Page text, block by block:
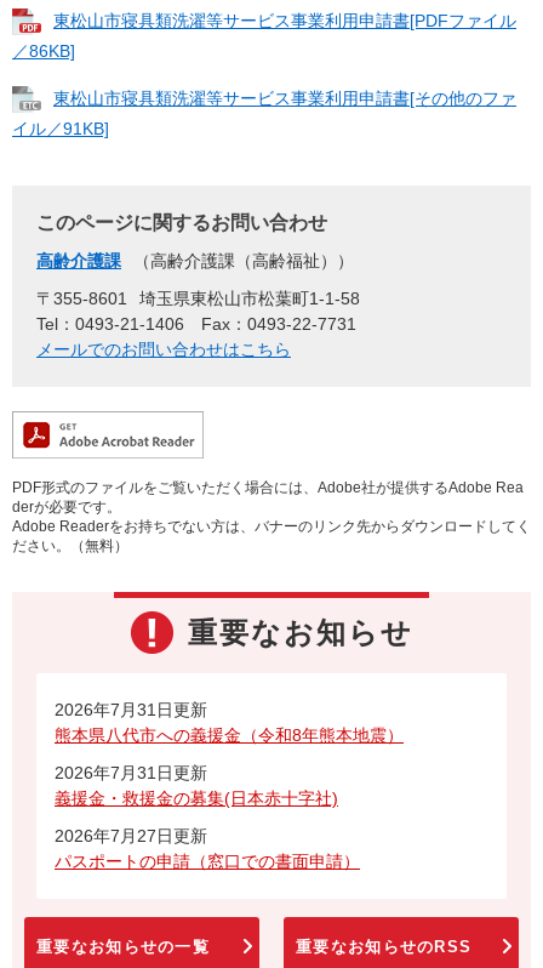
東松山市寝具類洗濯等サービス事業利用申請書[PDFファイル
／86KB]
東松山市寝具類洗濯等サービス事業利用申請書[その他のファ
イル／91KB]
このページに関するお問い合わせ
高齢介護課
高齢介護課（高齢福祉）
〒355-8601
埼玉県東松山市松葉町1-1-58
Tel：0493-21-1406
Fax：0493-22-7731
メールでのお問い合わせはこちら
PDF形式のファイルをご覧いただく場合には、Adobe社が提供するAdobe Rea
derが必要です。
Adobe Readerをお持ちでない方は、バナーのリンク先からダウンロードしてく
ださい。（無料）
重要なお知らせ
2026年7月31日更新
熊本県八代市への義援金（令和8年熊本地震）
2026年7月31日更新
義援金・救援金の募集(日本赤十字社)
2026年7月27日更新
パスポートの申請（窓口での書面申請）
重要なお知らせの一覧 重要なお知らせのRSS